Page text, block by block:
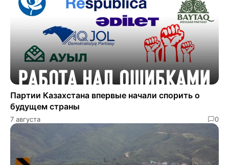
Партии Казахстана впервые начали спорить о
будущем страны
7 августа 0